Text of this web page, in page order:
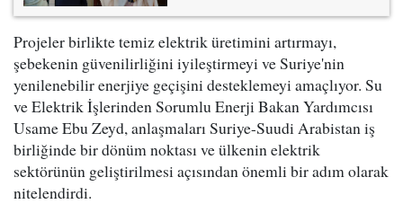
Projeler birlikte temiz elektrik üretimini artırmayı,
şebekenin güvenilirliğini iyileştirmeyi ve Suriye'nin
yenilenebilir enerjiye geçişini desteklemeyi amaçlıyor. Su
ve Elektrik İşlerinden Sorumlu Enerji Bakan Yardımcısı
Usame Ebu Zeyd, anlaşmaları Suriye-Suudi Arabistan iş
birliğinde bir dönüm noktası ve ülkenin elektrik
sektörünün geliştirilmesi açısından önemli bir adım olarak
nitelendirdi.